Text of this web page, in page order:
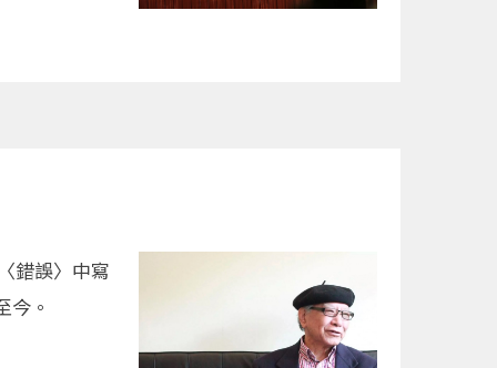
錯誤〉中寫
今。